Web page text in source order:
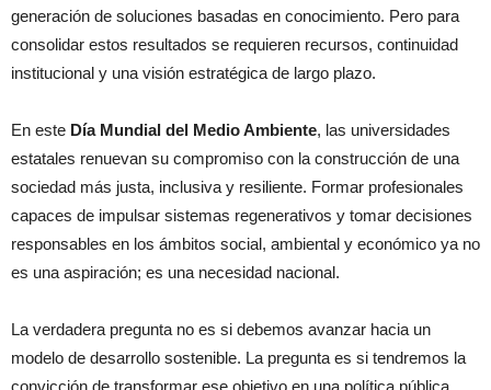
generación de soluciones basadas en conocimiento. Pero para
consolidar estos resultados se requieren recursos, continuidad
institucional y una visión estratégica de largo plazo.
En este Día Mundial del Medio Ambiente, las universidades
estatales renuevan su compromiso con la construcción de una
sociedad más justa, inclusiva y resiliente. Formar profesionales
capaces de impulsar sistemas regenerativos y tomar decisiones
responsables en los ámbitos social, ambiental y económico ya no
es una aspiración; es una necesidad nacional.
La verdadera pregunta no es si debemos avanzar hacia un
modelo de desarrollo sostenible. La pregunta es si tendremos la
convicción de transformar ese objetivo en una política pública